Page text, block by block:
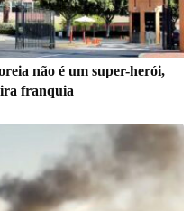
não é um super-herói,
franquia